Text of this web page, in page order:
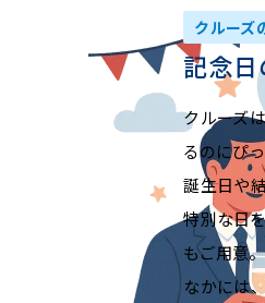
クルーズ
記念
クルーズ
るのにぴ
誕生日や
特別な日
もご用意。
なかには